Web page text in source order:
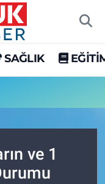
SAĞLIK
ve 1